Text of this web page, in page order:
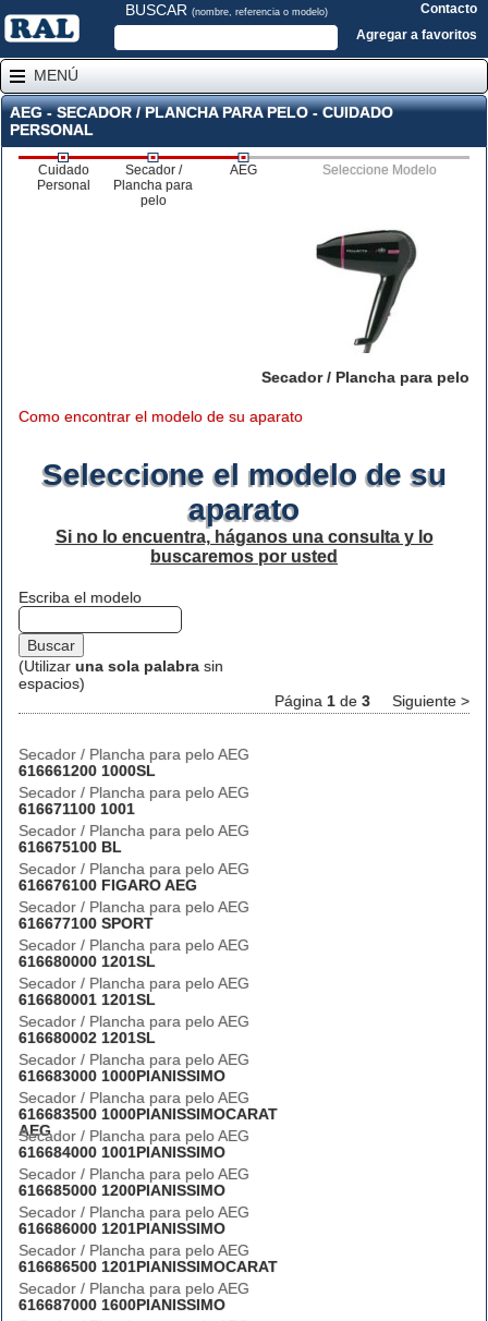
BUSCAR (nombre, referencia o modelo)
Contacto
Agregar a favoritos
MENÚ
AEG - SECADOR / PLANCHA PARA PELO - CUIDADO
PERSONAL
Cuidado
Personal
Secador /
Plancha para
pelo
AEG Seleccione Modelo
Secador / Plancha para pelo
Como encontrar el modelo de su aparato
Seleccione el modelo de su
aparato
Si no lo encuentra, háganos una consulta y lo
buscaremos por usted
Escriba el modelo
(Utilizar una sola palabra sin
espacios)
Página 1 de 3 Siguiente >
Secador / Plancha para pelo AEG
616661200 1000SL
Secador / Plancha para pelo AEG
616671100 1001
Secador / Plancha para pelo AEG
616675100 BL
Secador / Plancha para pelo AEG
616676100 FIGARO AEG
Secador / Plancha para pelo AEG
616677100 SPORT
Secador / Plancha para pelo AEG
616680000 1201SL
Secador / Plancha para pelo AEG
616680001 1201SL
Secador / Plancha para pelo AEG
616680002 1201SL
Secador / Plancha para pelo AEG
616683000 1000PIANISSIMO
Secador / Plancha para pelo AEG
616683500 1000PIANISSIMOCARAT
AEG
Secador / Plancha para pelo AEG
616684000 1001PIANISSIMO
Secador / Plancha para pelo AEG
616685000 1200PIANISSIMO
Secador / Plancha para pelo AEG
616686000 1201PIANISSIMO
Secador / Plancha para pelo AEG
616686500 1201PIANISSIMOCARAT
Secador / Plancha para pelo AEG
616687000 1600PIANISSIMO